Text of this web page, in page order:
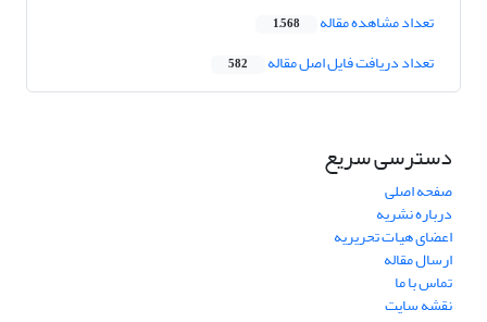
تعداد مشاهده مقاله 1,568
تعداد دریافت فایل اصل مقاله 582
دسترسی سریع
صفحه اصلی
درباره نشریه
اعضای هیات تحریریه
ارسال مقاله
تماس با ما
نقشه سایت